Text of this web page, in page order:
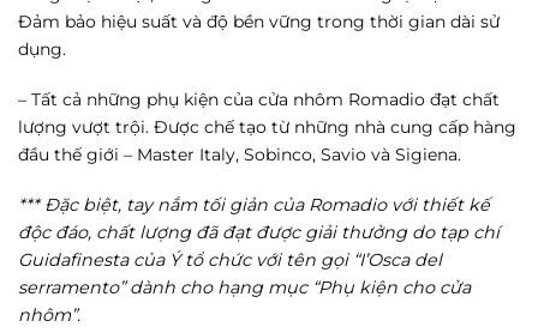
Đảm bảo hiệu suất và độ bền vững trong thời gian dài sử
dụng.
– Tất cả những phụ kiện của cửa nhôm Romadio đạt chất
lượng vượt trội. Được chế tạo từ những nhà cung cấp hàng
đầu thế giới – Master Italy, Sobinco, Savio và Sigiena.
*** Đặc biệt, tay nắm tối giản của Romadio với thiết kế
độc đáo, chất lượng đã đạt được giải thưởng do tạp chí
Guidafinesta của Ý tổ chức với tên gọi “I’Osca del
serramento” dành cho hạng mục “Phụ kiện cho cửa
nhôm”.